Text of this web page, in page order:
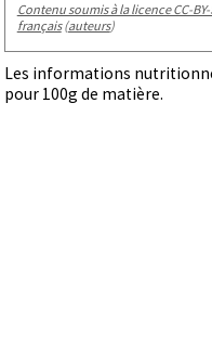
Contenu soumis à la licence CC-BY-
français(auteurs)
Les informations
pour 100g de matière.